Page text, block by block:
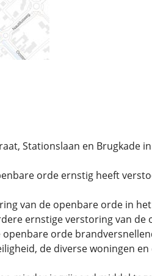
Stationslaan en Brugkade
orde ernstig heeft
van de openbare orde in
ernstige verstoring van de
orde
de diverse woningen